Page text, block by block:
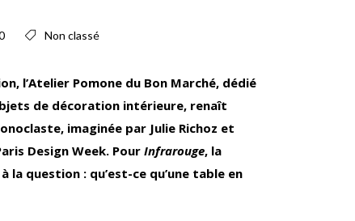
Non classé
l’Atelier Pomone du Bon Marché, dédié
de décoration intérieure, renaît
imaginée par Julie Richoz et
Design Week. Pour Infrarouge, la
la question : qu’est-ce qu’une table en